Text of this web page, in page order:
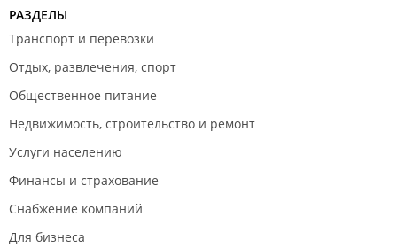
РАЗДЕЛЫ
Транспорт и перевозки
Отдых, развлечения, спорт
Общественное питание
Недвижимость, строительство и ремонт
Услуги населению
Финансы и страхование
Снабжение компаний
Для бизнеса